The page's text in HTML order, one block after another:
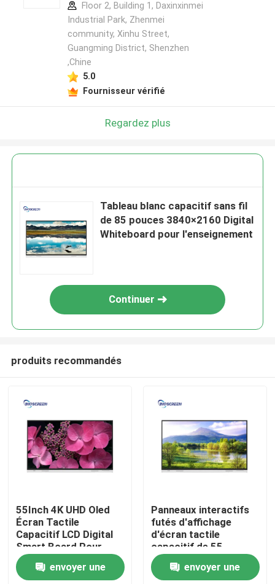
Aperçu
Produits
Floor 2, Building 1, Daxinxinmei
Industrial Park, Zhenmei
community, Xinhu Street,
Guangming District, Shenzhen
,Chine
5.0
Fournisseur vérifié
Regardez plus
Tableau blanc capacitif sans fil
de 85 pouces 3840×2160 Digital
Whiteboard pour l'enseignement
Continuer
produits recommandés
55Inch 4K UHD Oled
Écran Tactile
Capacitif LCD Digital
Smart Board Pour
L'enseignement
envoyer une
Panneaux interactifs
futés d'affichage
d'écran tactile
capacitif de 55
pouces pour
l'éducationenvoyer une